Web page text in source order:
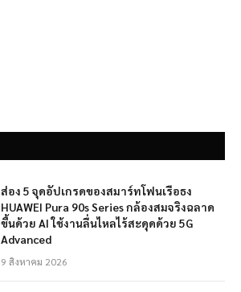
ส่อง 5 จุดอัปเกรดของสมาร์ทโฟนเรือธง
HUAWEI Pura 90s Series กล้องสมจริงฉลาด
ขึ้นด้วย AI ใช้งานลื่นไหลไร้สะดุดด้วย 5G
Advanced
9 สิงหาคม 2026